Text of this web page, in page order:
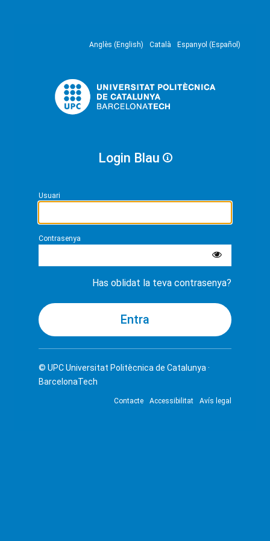
Anglès (English) Català Espanyol (Español)
Login Blau
Usuari
Contrasenya
Has oblidat la teva contrasenya?
© UPCUniversitat Politècnica de Catalunya ·
BarcelonaTech
Contacte Accessibilitat Avís legal